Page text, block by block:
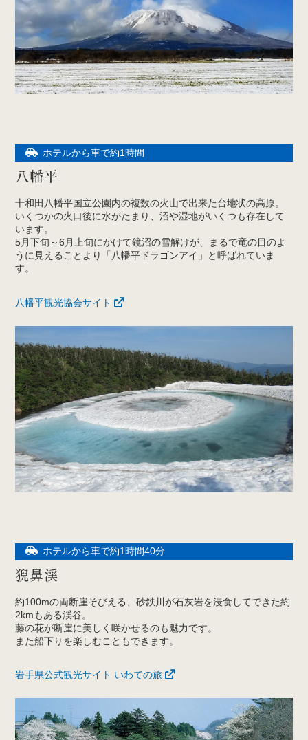
ホテルから車で約1時間
八幡平
十和田八幡平国立公園内の複数の火山で出来た台地状の高原。
いくつかの火口後に水がたまり、沼や湿地がいくつも存在して
います。
5月下旬～6月上旬にかけて鏡沼の雪解けが、まるで竜の目のよ
うに見えることより「八幡平ドラゴンアイ」と呼ばれていま
す。
八幡平観光協会サイト
ホテルから車で約1時間40分
猊鼻渓
約100mの両断崖そびえる、砂鉄川が石灰岩を浸食してできた約
2kmもある渓谷。
藤の花が断崖に美しく咲かせるのも魅力です。
また船下りを楽しむこともできます。
岩手県公式観光サイト いわての旅